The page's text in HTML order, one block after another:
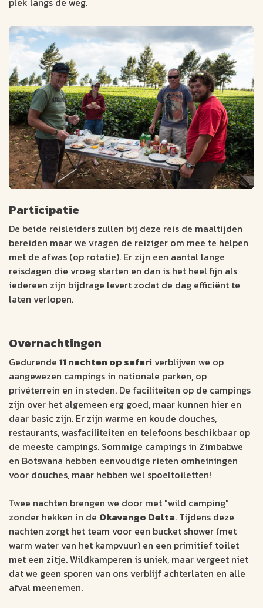
Participatie
De beide reisleiders zullen bij deze reis de maaltijden
bereiden maar we vragen de reiziger om mee te helpen
met de afwas (op rotatie). Er zijn een aantal lange
reisdagen die vroeg starten en dan is het heel fijn als
iedereen zijn bijdrage levert zodat de dag efficiënt te
laten verlopen.
Overnachtingen
Gedurende 11 nachten op safari verblijven we op
aangewezen campings in nationale parken, op
privéterrein en in steden. De faciliteiten op de campings
zijn over het algemeen erg goed, maar kunnen hier en
daar basic zijn. Er zijn warme en koude douches,
restaurants, wasfaciliteiten en telefoons beschikbaar op
de meeste campings. Sommige campings in Zimbabwe
en Botswana hebben eenvoudige rieten omheiningen
voor douches, maar hebben wel spoeltoiletten!
Twee nachten brengen we door met "wild camping"
zonder hekken in de Okavango Delta. Tijdens deze
nachten zorgt het team voor een bucket shower (met
warm water van het kampvuur) en een primitief toilet
met een zitje. Wildkamperen is uniek, maar vergeet niet
dat we geen sporen van ons verblijf achterlaten en alle
afval meenemen.